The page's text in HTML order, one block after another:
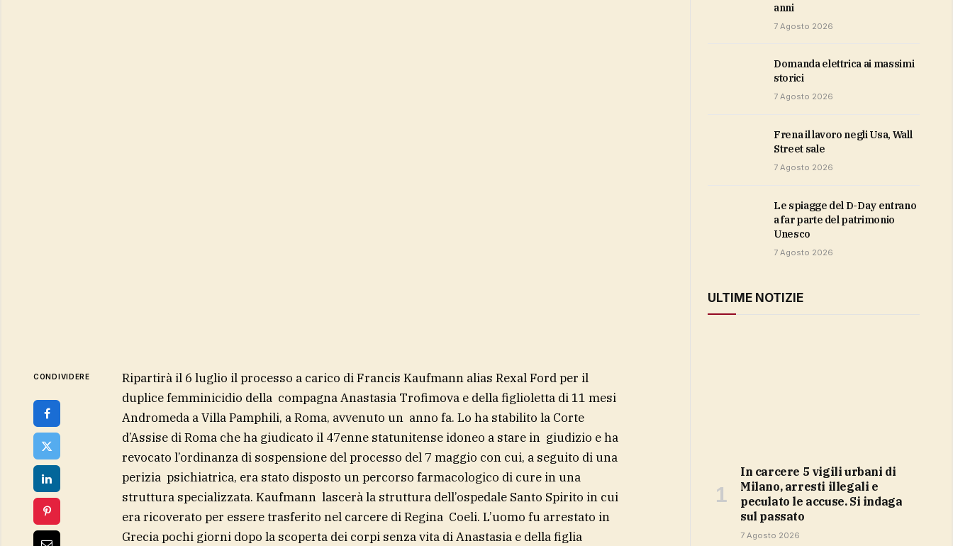
CONDIVIDERE
Ripartirà il 6 luglio il processo a carico di Francis Kaufmann alias Rexal Ford per il
duplice femminicidio della compagna Anastasia Trofimova e della figlioletta di 11 mesi
Andromeda a Villa Pamphili, a Roma, avvenuto un anno fa. Lo ha stabilito la Corte
d’Assise di Roma che ha giudicato il 47enne statunitense idoneo a stare in giudizio e ha
revocato l’ordinanza di sospensione del processo del 7 maggio con cui, a seguito di una
perizia psichiatrica, era stato disposto un percorso farmacologico di cure in una
struttura specializzata. Kaufmann lascerà la struttura dell’ospedale Santo Spirito in cui
era ricoverato per essere trasferito nel carcere di Regina Coeli. L’uomo fu arrestato in
Grecia pochi giorni dopo la scoperta dei corpi senza vita di Anastasia e della figlia
anni
7 Agosto 2026
domanda elettrica ai massimi
storici
7 Agosto 2026
Frena il lavoro negli Usa, Wall
Street sale
7 Agosto 2026
Le spiagge del D-Day entrano
a far parte del patrimonio
Unesco
7 Agosto 2026
ULTIME NOTIZIE
In carcere 5 vigili urbani di
Milano, arresti illegali e
peculato le accuse. Si indaga
sul passato
7 Agosto 2026